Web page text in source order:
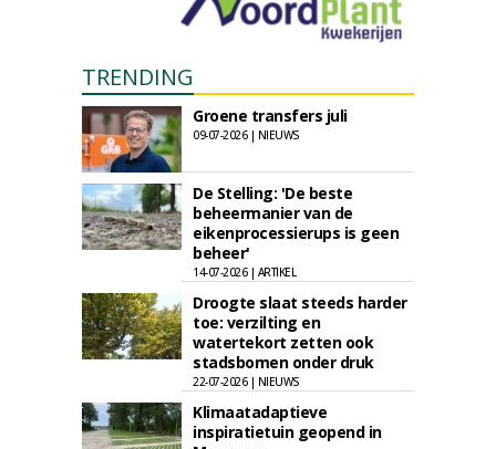
TRENDING
Groene transfers juli
09-07-2026 | NIEUWS
De Stelling: 'De beste
beheermanier van de
eikenprocessierups is geen
beheer'
14-07-2026 | ARTIKEL
Droogte slaat steeds harder
toe: verzilting en
watertekort zetten ook
stadsbomen onder druk
22-07-2026 | NIEUWS
Klimaatadaptieve
inspiratietuin geopend in